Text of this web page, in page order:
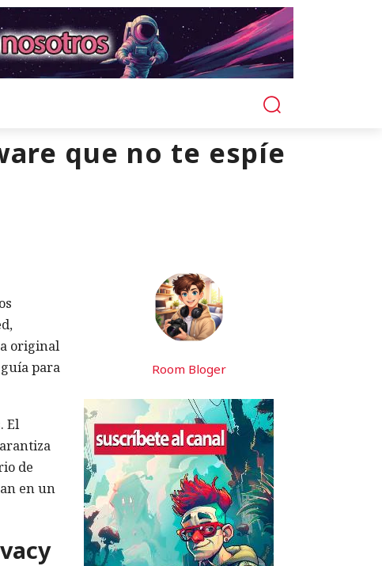
que no te espíe
original
para
El
de
en un
Room Bloger